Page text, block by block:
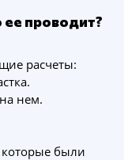
проводит?
расчеты:
нем.
которые были